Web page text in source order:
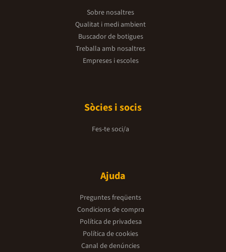
Sobre nosaltres
Qualitat i medi ambient
Buscador de botigues
Treballa amb nosaltres
Empreses i escoles
Sòcies i socis
Fes-te soci/a
Ajuda
Preguntes freqüents
Condicions de compra
Política de privadesa
Política de cookies
Canal de denúncies